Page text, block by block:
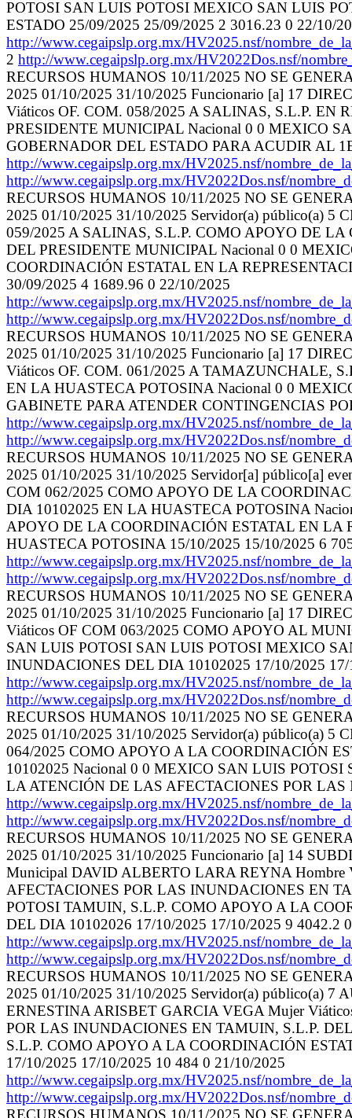
POTOSI SAN LUIS POTOSI MEXICO SAN LUIS
ESTADO 25/09/2025 25/09/2025 2 3016.23 0 22/10/
http://www.cegaipslp.org.mx/HV2025.nsf/
2 http://www.cegaipslp.org.mx/HV2022Dos.nsf/
RECURSOS HUMANOS 10/11/2025 NO SE
2025 01/10/2025 31/10/2025 Funcionario [a] 17
Viáticos OF. COM. 058/2025 A SALINAS, S.L.P. EN
PRESIDENTE MUNICIPAL Nacional 0 0 MEXICO
GOBERNADOR DEL ESTADO PARA ACUDIR AL
http://www.cegaipslp.org.mx/HV2025.nsf/
http://www.cegaipslp.org.mx/HV2022Dos.nsf/
RECURSOS HUMANOS 10/11/2025 NO SE
2025 01/10/2025 31/10/2025 Servidor(a) público(a) 5
059/2025 A SALINAS, S.L.P. COMO APOYO DE
DEL PRESIDENTE MUNICIPAL Nacional 0 0
COORDINACIÓN ESTATAL EN LA
30/09/2025 4 1689.96 0 22/10/2025
http://www.cegaipslp.org.mx/HV2025.nsf/
http://www.cegaipslp.org.mx/HV2022Dos.nsf/
RECURSOS HUMANOS 10/11/2025 NO SE
2025 01/10/2025 31/10/2025 Funcionario [a] 17
Viáticos OF. COM. 061/2025 A TAMAZUNCHALE,
EN LA HUASTECA POTOSINA Nacional 0 0
GABINETE PARA ATENDER CONTINGENCIAS
http://www.cegaipslp.org.mx/HV2025.nsf/
http://www.cegaipslp.org.mx/HV2022Dos.nsf/
RECURSOS HUMANOS 10/11/2025 NO SE
2025 01/10/2025 31/10/2025 Servidor[a] público[a]
COM 062/2025 COMO APOYO DE LA
DIA 10102025 EN LA HUASTECA POTOSINA
APOYO DE LA COORDINACIÓN ESTATAL EN
HUASTECA POTOSINA 15/10/2025 15/10/2025 6
http://www.cegaipslp.org.mx/HV2025.nsf/
http://www.cegaipslp.org.mx/HV2022Dos.nsf/
RECURSOS HUMANOS 10/11/2025 NO SE
2025 01/10/2025 31/10/2025 Funcionario [a] 17
Viáticos OF COM 063/2025 COMO APOYO AL
SAN LUIS POTOSI SAN LUIS POTOSI MEXICO
INUNDACIONES DEL DIA 10102025 17/10/2025
http://www.cegaipslp.org.mx/HV2025.nsf/
http://www.cegaipslp.org.mx/HV2022Dos.nsf/
RECURSOS HUMANOS 10/11/2025 NO SE
2025 01/10/2025 31/10/2025 Servidor(a) público(a) 5
064/2025 COMO APOYO A LA COORDINACIÓN
10102025 Nacional 0 0 MEXICO SAN LUIS
LA ATENCIÓN DE LAS AFECTACIONES POR
http://www.cegaipslp.org.mx/HV2025.nsf/
http://www.cegaipslp.org.mx/HV2022Dos.nsf/
RECURSOS HUMANOS 10/11/2025 NO SE
2025 01/10/2025 31/10/2025 Funcionario [a] 14
Municipal DAVID ALBERTO LARA REYNA
AFECTACIONES POR LAS INUNDACIONES EN
POTOSI TAMUIN, S.L.P. COMO APOYO A LA
DEL DIA 10102026 17/10/2025 17/10/2025 9 4042.2
http://www.cegaipslp.org.mx/HV2025.nsf/
http://www.cegaipslp.org.mx/HV2022Dos.nsf/
RECURSOS HUMANOS 10/11/2025 NO SE
2025 01/10/2025 31/10/2025 Servidor(a) público(a)
ERNESTINA ARISBET GARCIA VEGA Mujer
POR LAS INUNDACIONES EN TAMUIN, S.L.P.
S.L.P. COMO APOYO A LA COORDINACIÓN
17/10/2025 17/10/2025 10 484 0 21/10/2025
http://www.cegaipslp.org.mx/HV2025.nsf/
http://www.cegaipslp.org.mx/HV2022Dos.nsf/
RECURSOS HUMANOS 10/11/2025 NO SE